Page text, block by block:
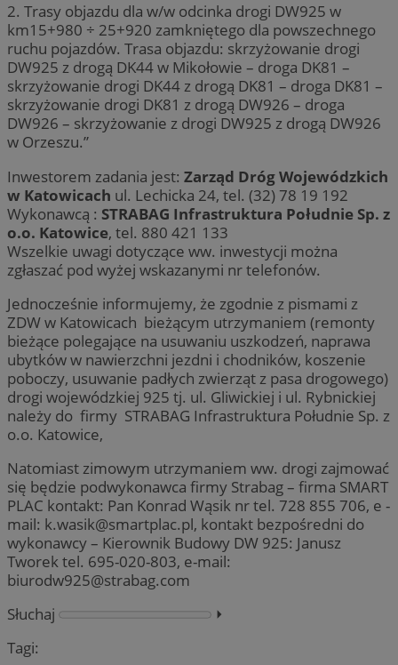
2. Trasy objazdu dla w/w odcinka drogi DW925 w
km15+980 ÷ 25+920 zamkniętego dla powszechnego
ruchu pojazdów. Trasa objazdu: skrzyżowanie drogi
DW925 z drogą DK44 w Mikołowie – droga DK81 –
skrzyżowanie drogi DK44 z drogą DK81 – droga DK81 –
skrzyżowanie drogi DK81 z drogą DW926 – droga
DW926 – skrzyżowanie z drogi DW925 z drogą DW926
w Orzeszu.”
Inwestorem zadania jest: Zarząd Dróg Wojewódzkich
w Katowicach ul. Lechicka 24, tel. (32) 78 19 192
Wykonawcą : STRABAG Infrastruktura Południe Sp. z
o.o. Katowice, tel. 880 421 133
Wszelkie uwagi dotyczące ww. inwestycji można
zgłaszać pod wyżej wskazanymi nr telefonów.
Jednocześnie informujemy, że zgodnie z pismami z
ZDW w Katowicach bieżącym utrzymaniem (remonty
bieżące polegające na usuwaniu uszkodzeń, naprawa
ubytków w nawierzchni jezdni i chodników, koszenie
poboczy, usuwanie padłych zwierząt z pasa drogowego)
drogi wojewódzkiej 925 tj. ul. Gliwickiej i ul. Rybnickiej
należy do firmy STRABAG Infrastruktura Południe Sp. z
o.o. Katowice,
Natomiast zimowym utrzymaniem ww. drogi zajmować
się będzie podwykonawca firmy Strabag – firma SMART
PLAC kontakt: Pan Konrad Wąsik nr tel. 728 855 706, e -
mail: k.wasik@smartplac.pl, kontakt bezpośredni do
wykonawcy – Kierownik Budowy DW 925: Janusz
Tworek tel. 695-020-803, e-mail:
biurodw925@strabag.com
Słuchaj
⏵︎
Tagi: